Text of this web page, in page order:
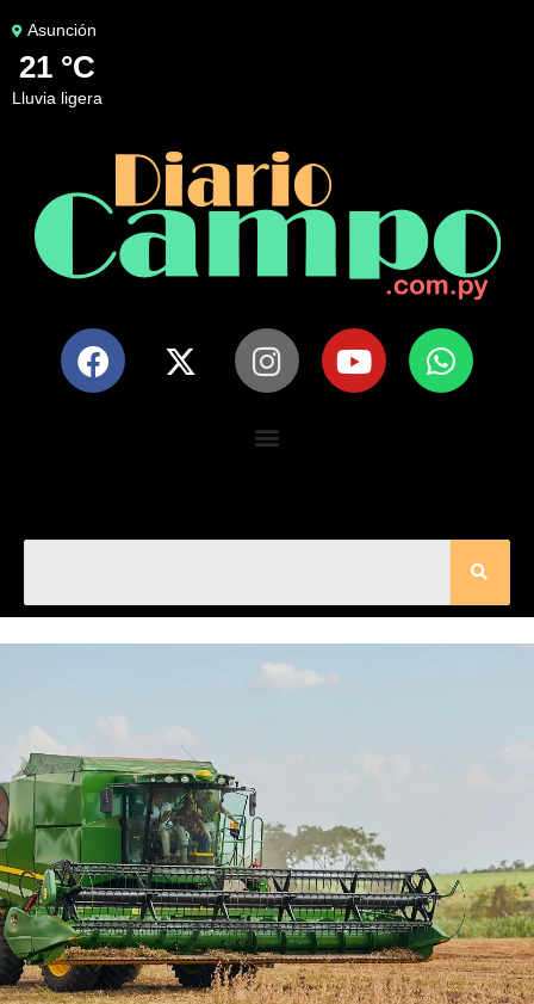
Asunción
21 °C
lluvia ligera